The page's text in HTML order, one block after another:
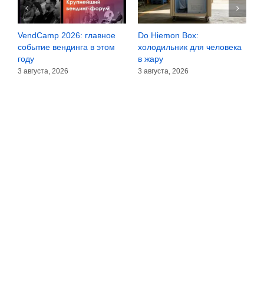
VendCamp 2026: главное
событие вендинга в этом
году
3 августа, 2026
Do Hiemon Box:
холодильник для человека
в жару
3 августа, 2026